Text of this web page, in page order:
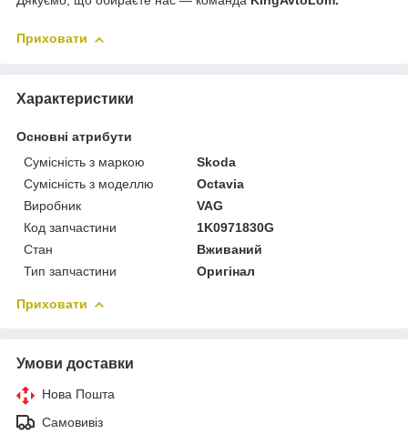
Приховати
Характеристики
Основні атрибути
Сумісність з маркою
Skoda
Сумісність з моделлю
Octavia
Виробник
VAG
Код запчастини
1K0971830G
Стан
Вживаний
Тип запчастини
Оригінал
Приховати
Умови доставки
Нова Пошта
Самовивіз